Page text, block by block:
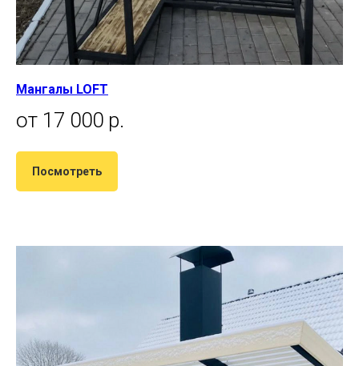
Мангалы LOFT
от 17 000 р.
Посмотреть